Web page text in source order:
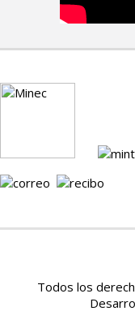
Todos los